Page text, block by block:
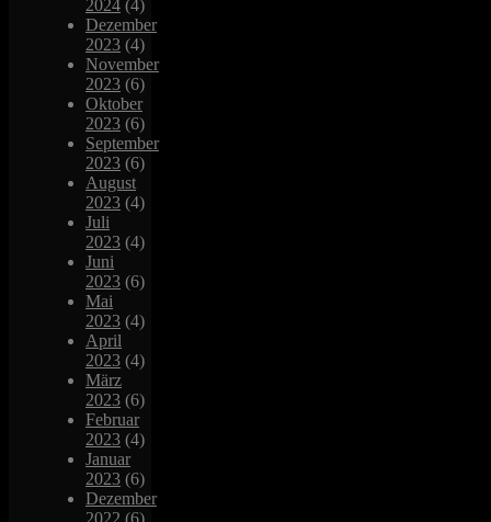
2024 (4)
Dezember
2023 (4)
November
2023 (6)
Oktober
2023 (6)
September
2023 (6)
August
2023 (4)
Juli
2023 (4)
Juni
2023 (6)
Mai
2023 (4)
April
2023 (4)
März
2023 (6)
Februar
2023 (4)
Januar
2023 (6)
Dezember
2022 (6)